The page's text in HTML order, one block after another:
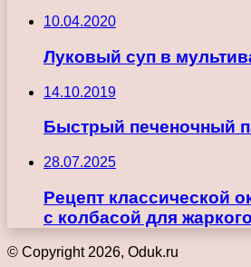
10.04.2020
Луковый суп в
14.10.2019
Быстрый печеночный
28.07.2025
Рецепт классической
с колбасой для
© Copyright 2026, Oduk.ru